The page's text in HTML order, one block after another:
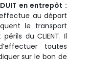
en entrepôt :
au départ
le transport
du CLIENT. Il
toutes
sur le bon de